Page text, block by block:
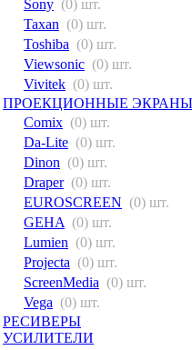
Sony (0) шт.
Taxan (0) шт.
Toshiba (0) шт.
Viewsonic (0) шт.
Vivitek (0) шт.
ПРОЕКЦИОННЫЕ ЭКРАНЫ
Comix (0) шт.
Da-Lite (0) шт.
Dinon (0) шт.
Draper (0) шт.
EUROSCREEN (0) шт.
GEHA (0) шт.
Lumien (0) шт.
Projecta (0) шт.
ScreenMedia (0) шт.
Vega (0) шт.
РЕСИВЕРЫ
УСИЛИТЕЛИ